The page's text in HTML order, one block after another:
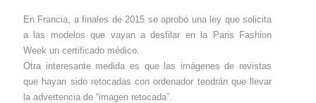
En Francia, a finales de 2015 se aprobó una ley que solicita
a las modelos que vayan a desfilar en la Paris Fashion
Week un certificado médico.
Otra interesante medida es que las imágenes de revistas
que hayan sido retocadas con ordenador tendrán que llevar
la advertencia de “imagen retocada”.